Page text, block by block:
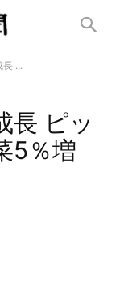
長 ...
長 ピッ
5％増